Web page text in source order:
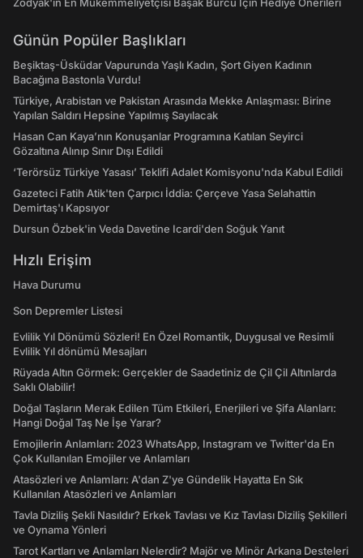
Günün Popüler Başlıkları
Beşiktaş-Üsküdar Vapurunda Yaşlı Kadın, Şort Giyen Kadının
Bacağına Bastonla Vurdu!
Türkiye, Arabistan ve Pakistan Arasında Mekke Anlaşması: Birine
Yapılan Saldırı Hepsine Yapılmış Sayılacak
Hasan Can Kaya’nın Konuşanlar Programına Katılan Seyirci
Gözaltına Alınıp Sınır Dışı Edildi
‘Terörsüz Türkiye Yasası’ Teklifi Adalet Komisyonu'nda Kabul Edildi
Gazeteci Fatih Atik'ten Çarpıcı İddia: Çerçeve Yasa Selahattin
Demirtaş'ı Kapsıyor
Dursun Özbek'in Veda Davetine Icardi'den Soğuk Yanıt
Hızlı Erişim
Hava Durumu
Son Depremler Listesi
Evlilik Yıl Dönümü Sözleri! En Özel Romantik, Duygusal ve Resimli
Evlilik Yıl dönümü Mesajları
Rüyada Altın Görmek: Gerçekler de Saadetiniz de Çil Çil Altınlarda
Saklı Olabilir!
Doğal Taşların Merak Edilen Tüm Etkileri, Enerjileri ve Şifa Alanları:
Hangi Doğal Taş Ne İşe Yarar?
Emojilerin Anlamları: 2023 WhatsApp, Instagram ve Twitter'da En
Çok Kullanılan Emojiler ve Anlamları
Atasözleri ve Anlamları: A'dan Z'ye Gündelik Hayatta En Sık
Kullanılan Atasözleri ve Anlamları
Tavla Diziliş Şekli Nasıldır? Erkek Tavlası ve Kız Tavlası Diziliş Şekilleri
ve Oynama Yönleri
Tarot Kartları ve Anlamları Nelerdir? Majör ve Minör Arkana Desteleri